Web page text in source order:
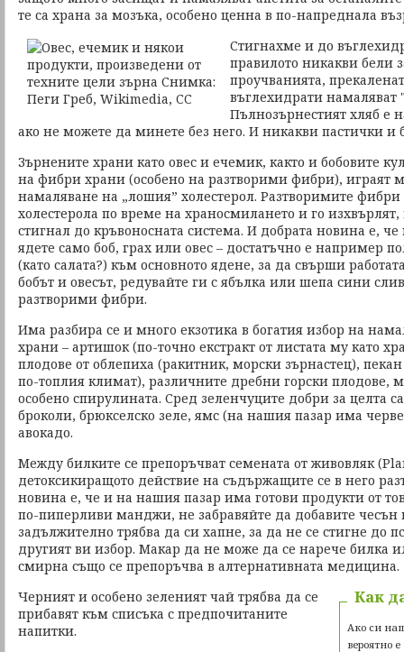
те са храна за мозъка, особено ценна в по-напреднала
Стигнахме и до
правилото никакви бели
проучванията,
въглехидрати намаляват
Пълнозърнестият хляб е
ако не можете да минете без него. И никакви пастички и
Зърнените храни като овес и ечемик, както и бобовите
на фибри храни (особено на разтворими фибри), играят
намаляване на „лошия” холестерол. Разтворимите фибри
холестерола по време на храносмилането и го
стигнал до кръвоносната система. И добрата новина е,
ядете само боб, грах или овес – достатъчно е например
(като салата?) към основното ядене, за да свърши
бобът и овесът, редувайте ги с ябълка или шепа сини
разтворими фибри.
Има разбира се и много екзотика в богатия избор на
храни – артишок (по-точно екстракт от листата му като
плодове от облепиха (ракитник, морски зърнастец),
по-топлия климат), различните дребни горски плодове,
особено спирулината. Сред зеленчуците добри за целта
броколи, брюкселско зеле, ямс (на нашия пазар има
авокадо.
Между билките се препоръчват семената от живовляк
детоксикиращото действие на съдържащите се в него
новина е, че и на нашия пазар има готови продукти от
по-пиперливи манджи, не забравяйте да добавите чесън
задължително трябва да си хапне, за да не се стигне до
другият ви избор. Макар да не може да се нарече билка
смирна също се препоръчва в алтернативната медицина.
Как
Ако си
вероятно
Черният и особено зеленият чай трябва да се
прибавят към списъка с предпочитаните
напитки.